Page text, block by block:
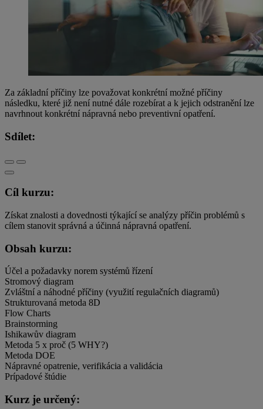
Za základní příčiny lze považovat konkrétní možné příčiny
následku, které již není nutné dále rozebírat a k jejich odstranění lze
navrhnout konkrétní nápravná nebo preventivní opatření.
Sdílet:
Cíl kurzu:
Získat znalosti a dovednosti týkající se analýzy příčin problémů s
cílem stanovit správná a účinná nápravná opatření.
Obsah kurzu:
Účel a požadavky norem systémů řízení
Stromový diagram
Zvláštní a náhodné příčiny (využití regulačních diagramů)
Strukturovaná metoda 8D
Flow Charts
Brainstorming
Ishikawův diagram
Metoda 5 x proč (5 WHY?)
Metoda DOE
Nápravné opatrenie, verifikácia a validácia
Prípadové štúdie
Kurz je určený: